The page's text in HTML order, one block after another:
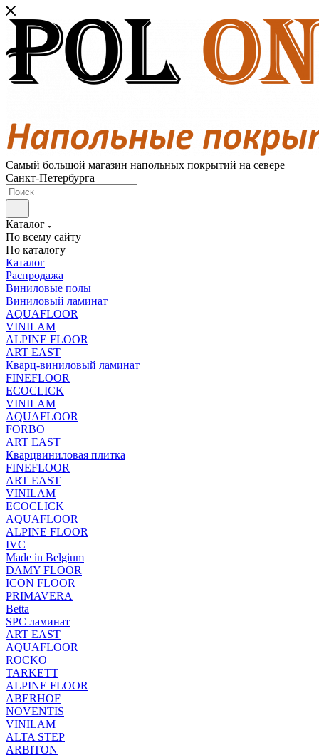
Самый большой магазин напольных покрытий на севере
Санкт-Петербурга
Каталог
По всему сайту
По каталогу
Каталог
Распродажа
Виниловые полы
Виниловый ламинат
AQUAFLOOR
VINILAM
ALPINE FLOOR
ART EAST
Кварц-виниловый ламинат
FINEFLOOR
ECOCLICK
VINILAM
AQUAFLOOR
FORBO
ART EAST
Кварцвиниловая плитка
FINEFLOOR
ART EAST
VINILAM
ECOCLICK
AQUAFLOOR
ALPINE FLOOR
IVC
Made in Belgium
DAMY FLOOR
ICON FLOOR
PRIMAVERA
Betta
SPC ламинат
ART EAST
AQUAFLOOR
ROCKO
TARKETT
ALPINE FLOOR
ABERHOF
NOVENTIS
VINILAM
ALTA STEP
ARBITON